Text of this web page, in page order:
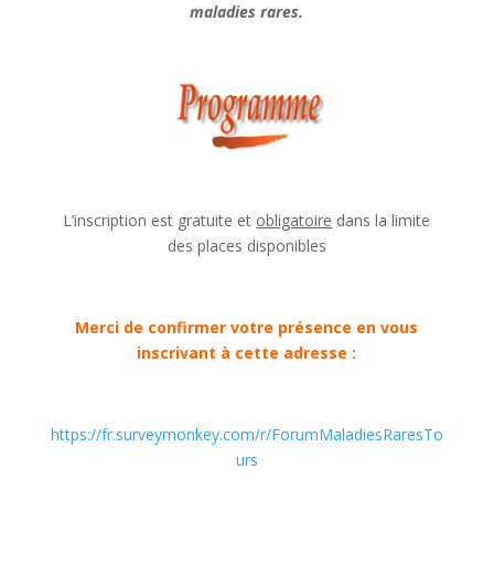
maladies rares.
L’inscription est gratuite et obligatoire dans la limite
des places disponibles
Merci de confirmer votre présence en vous
inscrivant à cette adresse :
https://fr.surveymonkey.com/r/ForumMaladiesRaresTo
urs